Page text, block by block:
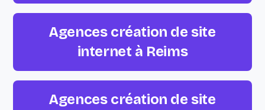
Agences création de site
internet à Reims
Agences création de site